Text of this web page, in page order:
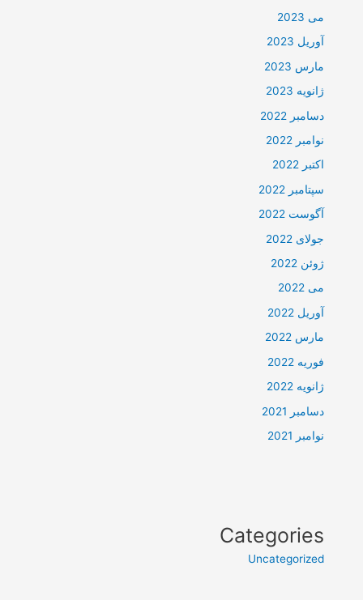
می 2023
آوریل 2023
مارس 2023
ژانویه 2023
دسامبر 2022
نوامبر 2022
اکتبر 2022
سپتامبر 2022
آگوست 2022
جولای 2022
ژوئن 2022
می 2022
آوریل 2022
مارس 2022
فوریه 2022
ژانویه 2022
دسامبر 2021
نوامبر 2021
Categories
Uncategorized